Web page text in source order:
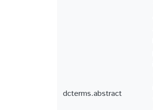
dcterms.abstract